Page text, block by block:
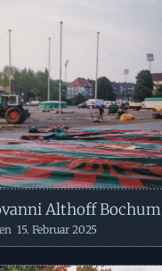
Althoff Bochum
15. Februar 2025